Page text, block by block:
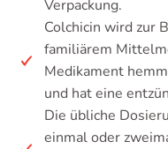
Verpackung.
Colchicin wird zur
familiärem
Medikament
und hat eine
Die übliche
einmal oder